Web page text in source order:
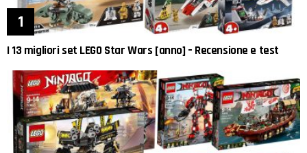
I 13 migliori set LEGO Star Wars [anno] – Recensione e test